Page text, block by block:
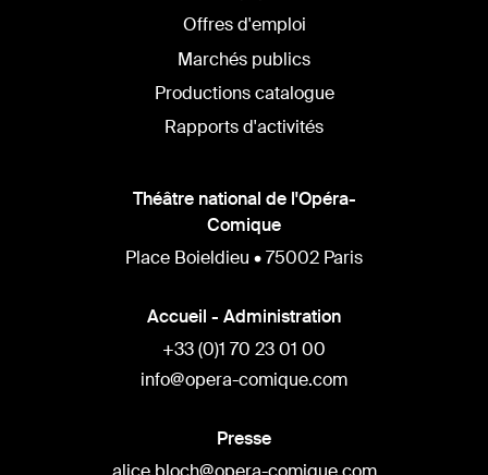
Offres d'emploi
Marchés publics
Productions catalogue
Rapports d'activités
Théâtre national de l'Opéra-
Comique
Place Boieldieu • 75002 Paris
Accueil - Administration
+33 (0)1 70 23 01 00
info@opera-comique.com
Presse